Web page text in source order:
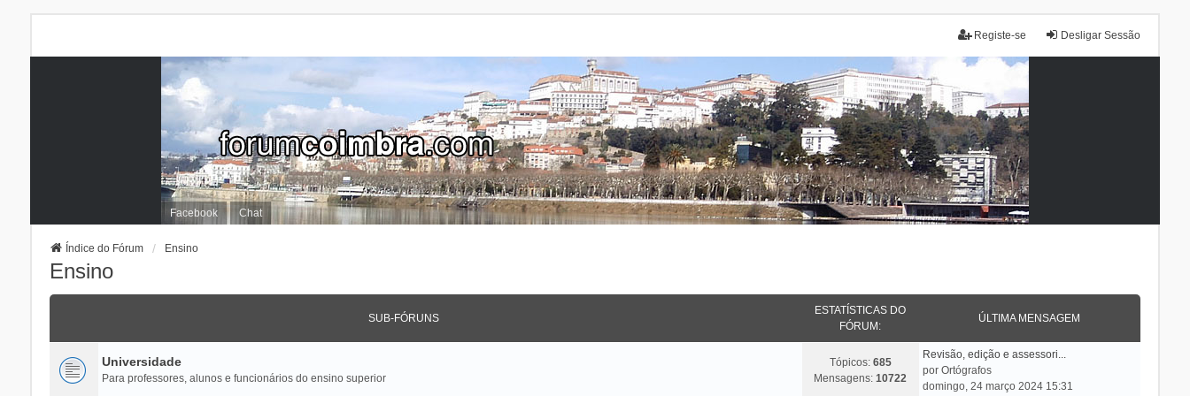
Desligar Sessão
Registe-se
Facebook Chat
Índice do Fórum Ensino
Ensino
SUB-FÓRUNS
ESTATÍSTICAS DO
FÓRUM:
ÚLTIMA MENSAGEM
Universidade
Para professores, alunos e funcionários do ensino superior
Tópicos: 685
Mensagens:10722
Revisão, edição e assessori...
por Ortógrafos
domingo, 24 março 2024 15:31